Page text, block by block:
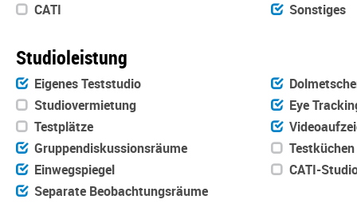
CATI
Sonstiges
Studioleistung
Eigenes Teststudio
Studiovermietung
Testplätze
Gruppendiskussionsräume
Einwegspiegel
Separate Beobachtungsräume
Eye
Testküchen
CATI-